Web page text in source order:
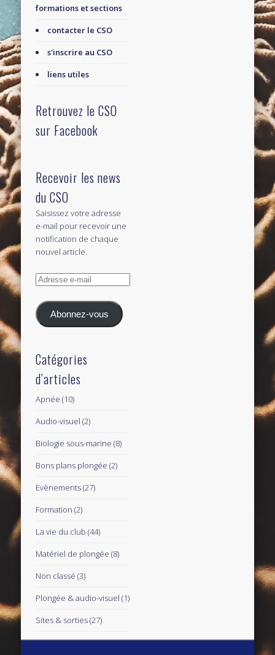
formations et sections
contacter le CSO
s'inscrire au CSO
liens utiles
Retrouvez le CSO
sur Facebook
Recevoir les news
du CSO
Saisissez votre adresse
e-mail pour recevoir une
notification de chaque
nouvel article.
Adresse
mail
Abonnez-vous
Catégories
d’articles
Apnée (10)
Audio-visuel (2)
Biologie sous-marine (8)
Bons plans plongée (2)
Evènements(27)
Formation (2)
La vie du club (44)
Matériel de plongée (8)
Non classé (3)
Plongée & audio-visuel (1)
Sites & sorties(27)